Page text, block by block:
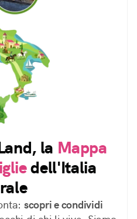
la Mappa
dell'Italia
scopri e condividi